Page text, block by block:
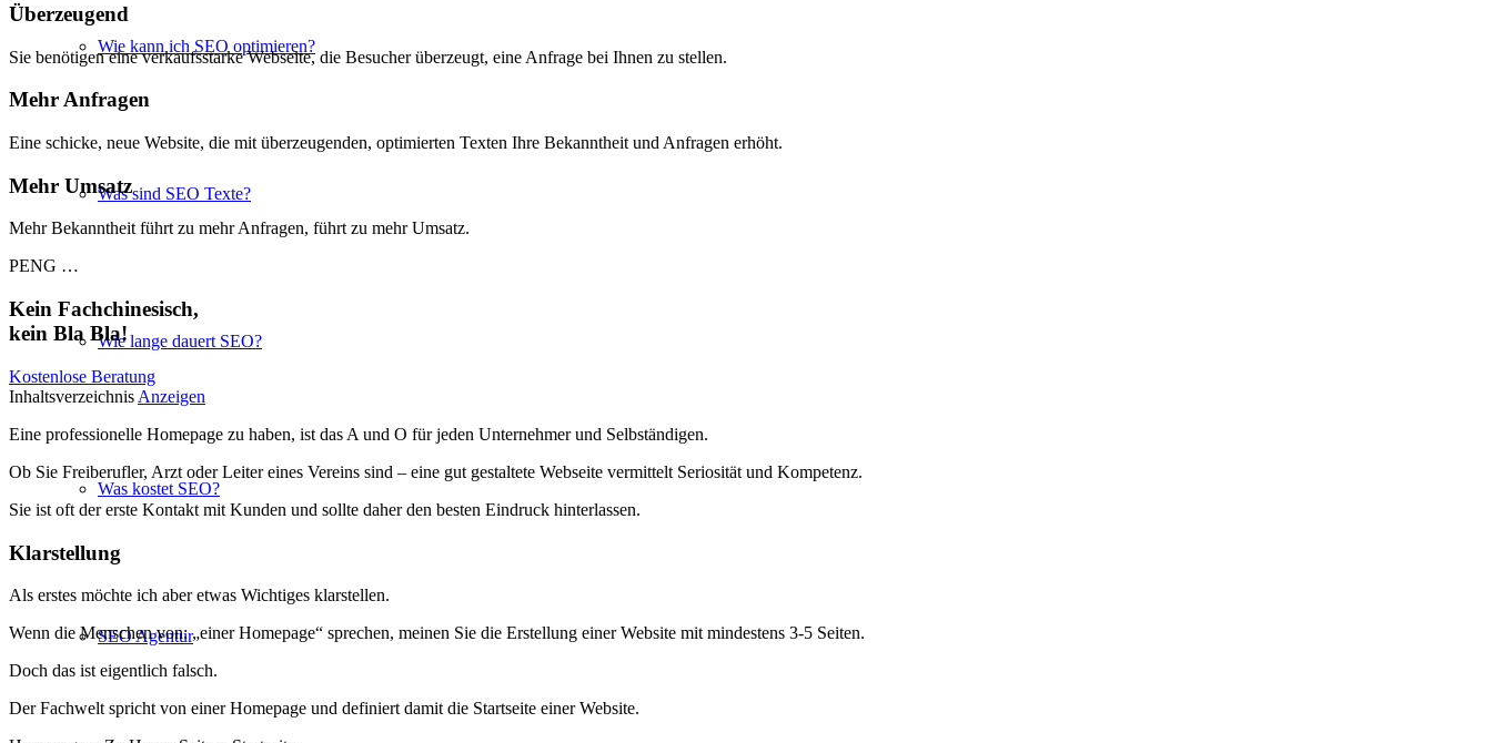
Wie kann ich SEO optimieren?
Was sind SEO Texte?
Wie lange dauert SEO?
Was kostet SEO?
SEO Agentur
Überzeugend
Sie benötigen eine verkaufsstarke Webseite, die Besucher überzeugt, eine Anfrage bei Ihnen zu stellen.
Mehr Anfragen
Eine schicke, neue Website, die mit überzeugenden, optimierten Texten Ihre Bekanntheit und Anfragen erhöht.
Mehr Umsatz
Mehr Bekanntheit führt zu mehr Anfragen, führt zu mehr Umsatz.
PENG …
Kein Fachchinesisch,
kein Bla Bla!
Kostenlose Beratung
Inhaltsverzeichnis Anzeigen
Eine professionelle Homepage zu haben, ist das A und O für jeden Unternehmer und Selbständigen.
Ob Sie Freiberufler, Arzt oder Leiter eines Vereins sind – eine gut gestaltete Webseite vermittelt Seriosität und Kompetenz.
Sie ist oft der erste Kontakt mit Kunden und sollte daher den besten Eindruck hinterlassen.
Klarstellung
Als erstes möchte ich aber etwas Wichtiges klarstellen.
Wenn die Menschen von: „einer Homepage“ sprechen, meinen Sie die Erstellung einer Website mit mindestens 3-5 Seiten.
Doch das ist eigentlich falsch.
Der Fachwelt spricht von einer Homepage und definiert damit die Startseite einer Website.